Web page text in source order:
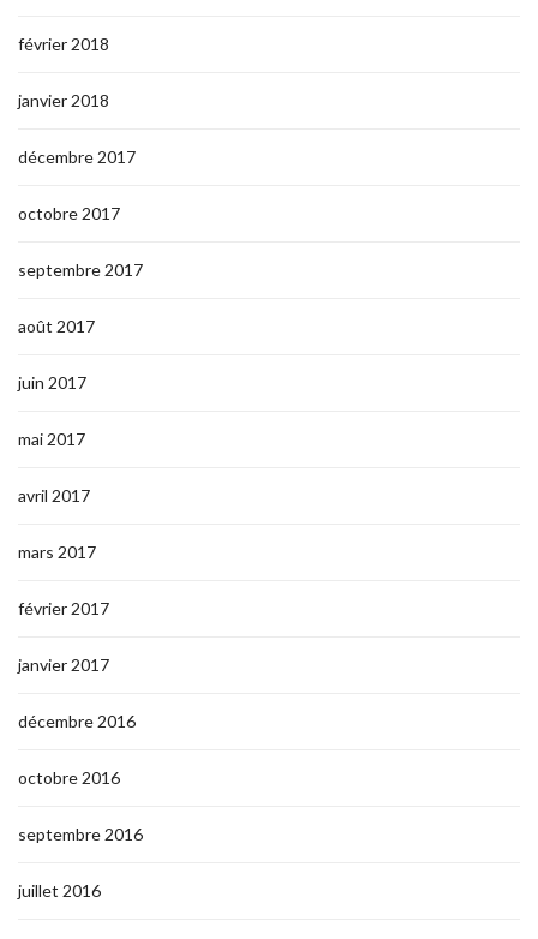
février 2018
janvier 2018
décembre 2017
octobre 2017
septembre 2017
août 2017
juin 2017
mai 2017
avril 2017
mars 2017
février 2017
janvier 2017
décembre 2016
octobre 2016
septembre 2016
juillet 2016